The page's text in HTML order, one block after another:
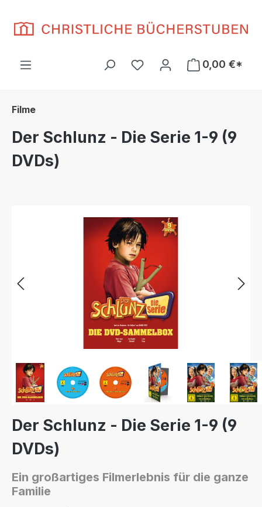
Du hast 0 Produkte auf
0,00 €*
Filme
Der Schlunz - Die Serie 1-9 (9
DVDs)
Der Schlunz - Die Serie 1-9 (9
DVDs)
Ein großartiges Filmerlebnis für die ganze
Familie